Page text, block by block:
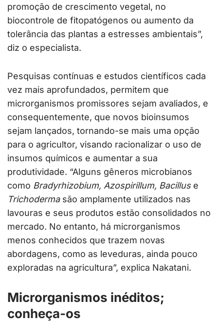
promoção de crescimento vegetal, no
biocontrole de fitopatógenos ou aumento da
tolerância das plantas a estresses ambientais”,
diz o especialista.
Pesquisas contínuas e estudos científicos cada
vez mais aprofundados, permitem que
microrganismos promissores sejam avaliados, e
consequentemente, que novos bioinsumos
sejam lançados, tornando-se mais uma opção
para o agricultor, visando racionalizar o uso de
insumos químicos e aumentar a sua
produtividade. “Alguns gêneros microbianos
como Bradyrhizobium, Azospirillum, Bacilluse
Trichodermasão amplamente utilizados nas
lavouras e seus produtos estão consolidados no
mercado. No entanto, há microrganismos
menos conhecidos que trazem novas
abordagens, como as leveduras, ainda pouco
exploradas na agricultura”, explica Nakatani.
Microrganismos inéditos;
conheça-os